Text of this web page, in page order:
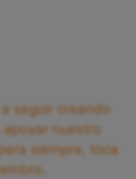
seguir creando
nuestro
siempre, toca